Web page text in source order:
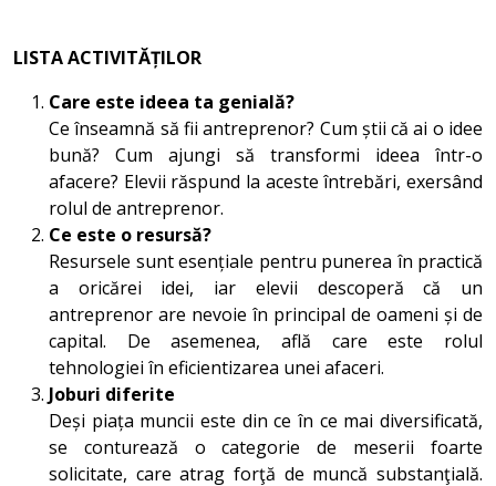
LISTA ACTIVITĂȚILOR
Care este ideea ta genială?
Ce înseamnă să fii antreprenor? Cum știi că ai o idee
bună? Cum ajungi să transformi ideea într-o
afacere? Elevii răspund la aceste întrebări, exersând
rolul de antreprenor.
Ce este o resursă?
Resursele sunt esențiale pentru punerea în practică
a oricărei idei, iar elevii descoperă că un
antreprenor are nevoie în principal de oameni și de
capital. De asemenea, află care este rolul
tehnologiei în eficientizarea unei afaceri.
Joburi diferite
Deși piața muncii este din ce în ce mai diversificată,
se conturează o categorie de meserii foarte
solicitate, care atrag forţă de muncă substanţială.